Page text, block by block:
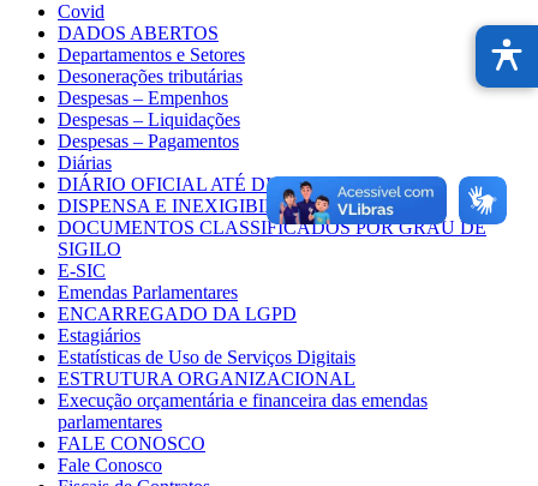
Covid
DADOS ABERTOS
Departamentos e Setores
Desonerações tributárias
Despesas – Empenhos
Despesas – Liquidações
Despesas – Pagamentos
Diárias
DIÁRIO OFICIAL ATÉ DIA 21/03/2025
DISPENSA E INEXIGIBILIDADE
DOCUMENTOS CLASSIFICADOS POR GRAU DE
SIGILO
E-SIC
Emendas Parlamentares
ENCARREGADO DA LGPD
Estagiários
Estatísticas de Uso de Serviços Digitais
ESTRUTURA ORGANIZACIONAL
Execução orçamentária e financeira das emendas
parlamentares
FALE CONOSCO
Fale Conosco